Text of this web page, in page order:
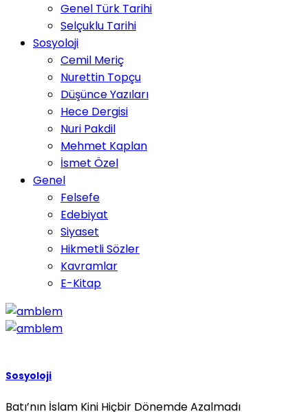
Genel Türk Tarihi
Selçuklu Tarihi
Sosyoloji
Cemil Meriç
Nurettin Topçu
Düşünce Yazıları
Hece Dergisi
Nuri Pakdil
Mehmet Kaplan
İsmet Özel
Genel
Felsefe
Edebiyat
Siyaset
Hikmetli Sözler
Kavramlar
E-Kitap
Sosyoloji
Batı’nın İslam Kini Hiçbir Dönemde Azalmadı